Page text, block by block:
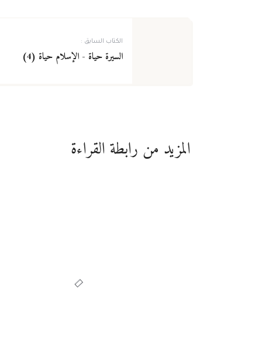
الكتاب السابق :
السيرة حياة - الإسلام حياة (4)
المزيد من رابطة القراءة